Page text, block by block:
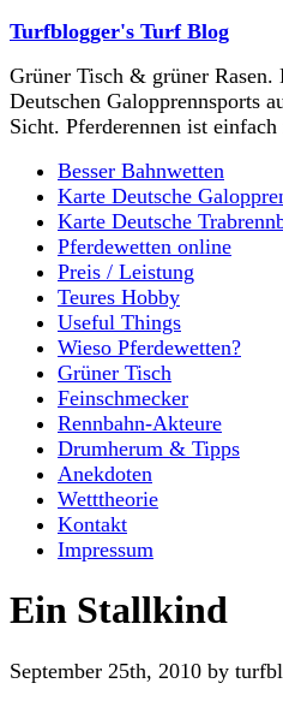
Turfblogger's Turf Blog
Grüner Tisch & grüner
Deutschen Galopprennsports
Sicht. Pferderennen ist
Besser Bahnwetten
Karte Deutsche
Karte Deutsche
Pferdewetten online
Preis / Leistung
Teures Hobby
Useful Things
Wieso Pferdewetten?
Grüner Tisch
Feinschmecker
Rennbahn-Akteure
Drumherum & Tipps
Anekdoten
Wetttheorie
Kontakt
Impressum
Ein Stallkind
September 25th, 2010 by